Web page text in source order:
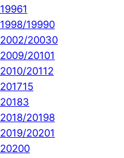
19961
1998/19990
2002/20030
2009/20101
2010/20112
201715
20183
2018/20198
2019/20201
20200